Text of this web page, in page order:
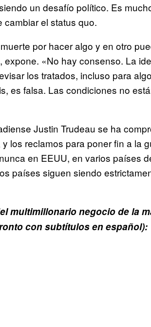
un desafío político. Es
el status quo.
por hacer algo y en otro
«No hay consenso. La
los tratados, incluso para
es falsa. Las condiciones no
Justin Trudeau se ha
los reclamos para poner fin a la
en EEUU, en varios países
países siguen siendo
multimillonario negocio de la
con subtítulos en español):